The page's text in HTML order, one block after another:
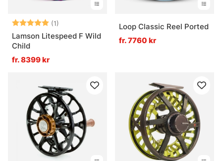
Betyg: (1)
5.0 utav 5 stjärnor
Lamson Litespeed F Wild
Child
fr. 8399 kr
Loop Classic Reel Ported
fr. 7760 kr